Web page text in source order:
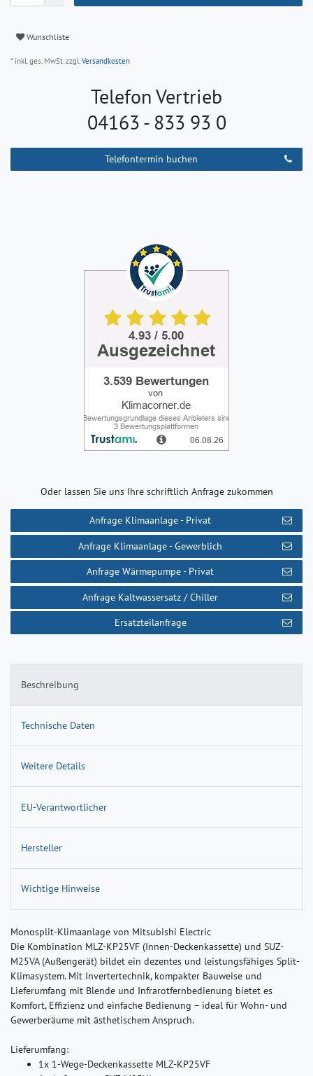
Wunschliste
* inkl. ges. MwSt. zzgl.Versandkosten
Beschreibung
Technische Daten
Weitere Details
EU-Verantwortlicher
Hersteller
Wichtige Hinweise
Monosplit-Klimaanlage von Mitsubishi Electric
Die Kombination MLZ-KP25VF (Innen-Deckenkassette) und SUZ-
M25VA (Außengerät) bildet ein dezentes und leistungsfähiges Split-
Klimasystem. Mit Invertertechnik, kompakter Bauweise und
Lieferumfang mit Blende und Infrarotfernbedienung bietet es
Komfort, Effizienz und einfache Bedienung – ideal für Wohn- und
Gewerberäume mit ästhetischem Anspruch.
Lieferumfang:
1x 1-Wege-Deckenkassette MLZ-KP25VF
Telefon Vertrieb
04163 - 833 93 0
Telefontermin buchen
Oder lassen Sie uns Ihre schriftlich Anfrage zukommen
Anfrage Klimaanlage - Privat
Anfrage Klimaanlage - Gewerblich
Anfrage Wärmepumpe - Privat
Anfrage Kaltwassersatz / Chiller
Ersatzteilanfrage